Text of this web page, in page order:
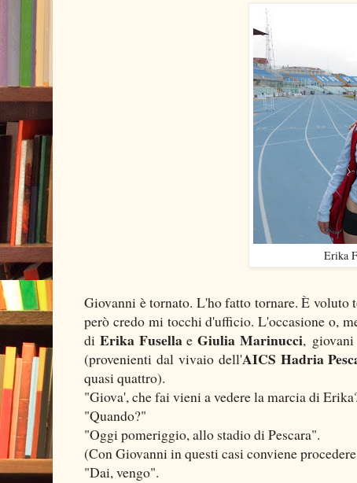
Erika
Giovanni è tornato. L'ho fatto tornare. È
però credo mi tocchi d'ufficio. L'occasione o,
di Erika FusellaeGiulia Marinucci, giovani
(provenienti dal vivaio dell'AICS Hadria
quasi quattro).
"Giova', che fai vieni a vedere la marcia di
"Quando?"
"Oggi pomeriggio, allo stadio di Pescara".
(Con Giovanni in questi casi conviene
"Dai, vengo".